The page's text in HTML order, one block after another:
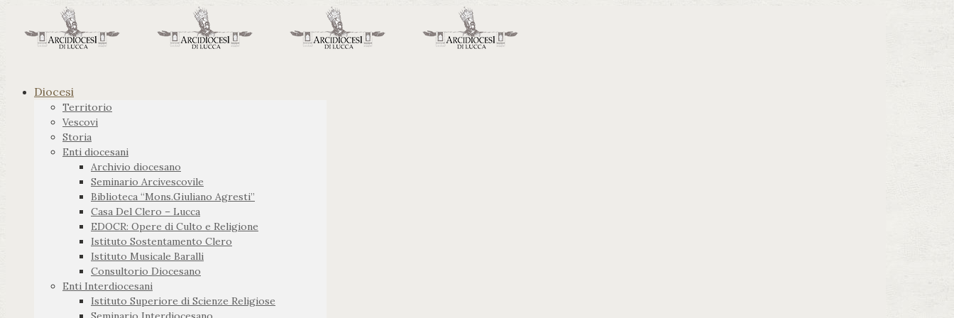
Diocesi
Territorio
Vescovi
Storia
Enti diocesani
Archivio diocesano
Seminario Arcivescovile
Biblioteca “Mons.Giuliano Agresti”
Casa Del Clero – Lucca
EDOCR: Opere di Culto e Religione
Istituto Sostentamento Clero
Istituto Musicale Baralli
Consultorio Diocesano
Enti Interdiocesani
Istituto Superiore di Scienze Religiose